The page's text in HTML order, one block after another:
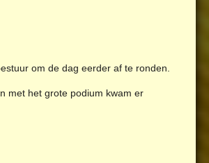
om de dag eerder af te ronden.
met het grote podium kwam er